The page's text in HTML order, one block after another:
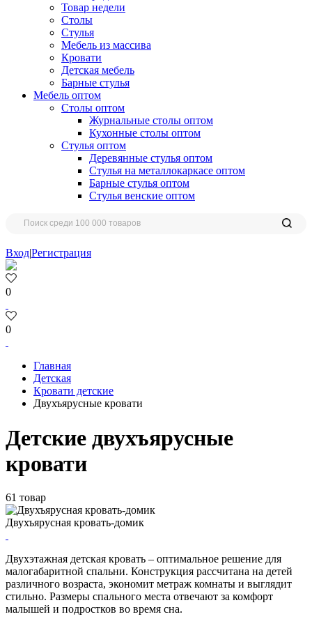
Товар недели
Столы
Стулья
Мебель из массива
Кровати
Детская мебель
Барные стулья
Мебель оптом
Столы оптом
Журнальные столы оптом
Кухонные столы оптом
Стулья оптом
Деревянные стулья оптом
Стулья на металлокаркасе оптом
Барные стулья оптом
Стулья венские оптом
Вход|Регистрация
0
0
Главная
Детская
Кровати детские
Двухъярусные кровати
Детские двухъярусные
кровати
61 товар
Двухъярусная кровать-домик
Двухэтажная детская кровать – оптимальное решение для
малогабаритной спальни. Конструкция рассчитана на детей
различного возраста, экономит метраж комнаты и выглядит
стильно. Размеры спального места отвечают за комфорт
малышей и подростков во время сна.